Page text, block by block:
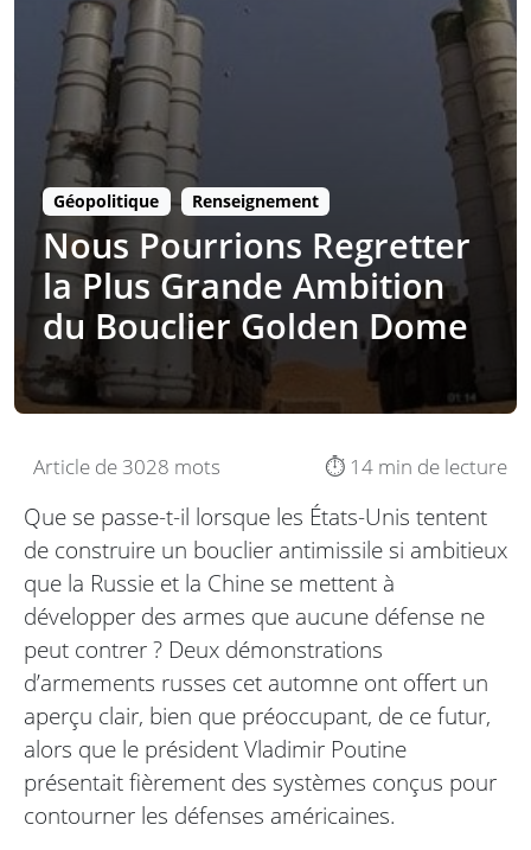
Géopolitique Renseignement
Nous Pourrions Regretter
la Plus Grande Ambition
du Bouclier Golden Dome
Article de 3028 mots ⏱️ 14 min de lecture
Que se passe-t-il lorsque les États-Unis tentent
de construire un bouclier antimissile si ambitieux
que la Russie et la Chine se mettent à
développer des armes que aucune défense ne
peut contrer ? Deux démonstrations
d’armements russes cet automne ont offert un
aperçu clair, bien que préoccupant, de ce futur,
alors que le président Vladimir Poutine
présentait fièrement des systèmes conçus pour
contourner les défenses américaines.